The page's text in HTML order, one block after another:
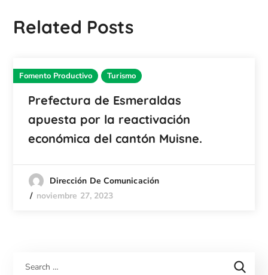
Related Posts
Fomento Productivo Turismo
Prefectura de Esmeraldas
apuesta por la reactivación
económica del cantón Muisne.
Dirección De Comunicación
noviembre 27, 2023